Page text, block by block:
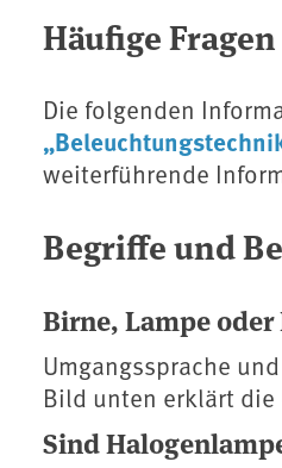
Häufige
Die folgenden
weiterführende
Begriffe und
Birne, Lampe oder
Umgangssprache
Bild unten erklärt die
Sind